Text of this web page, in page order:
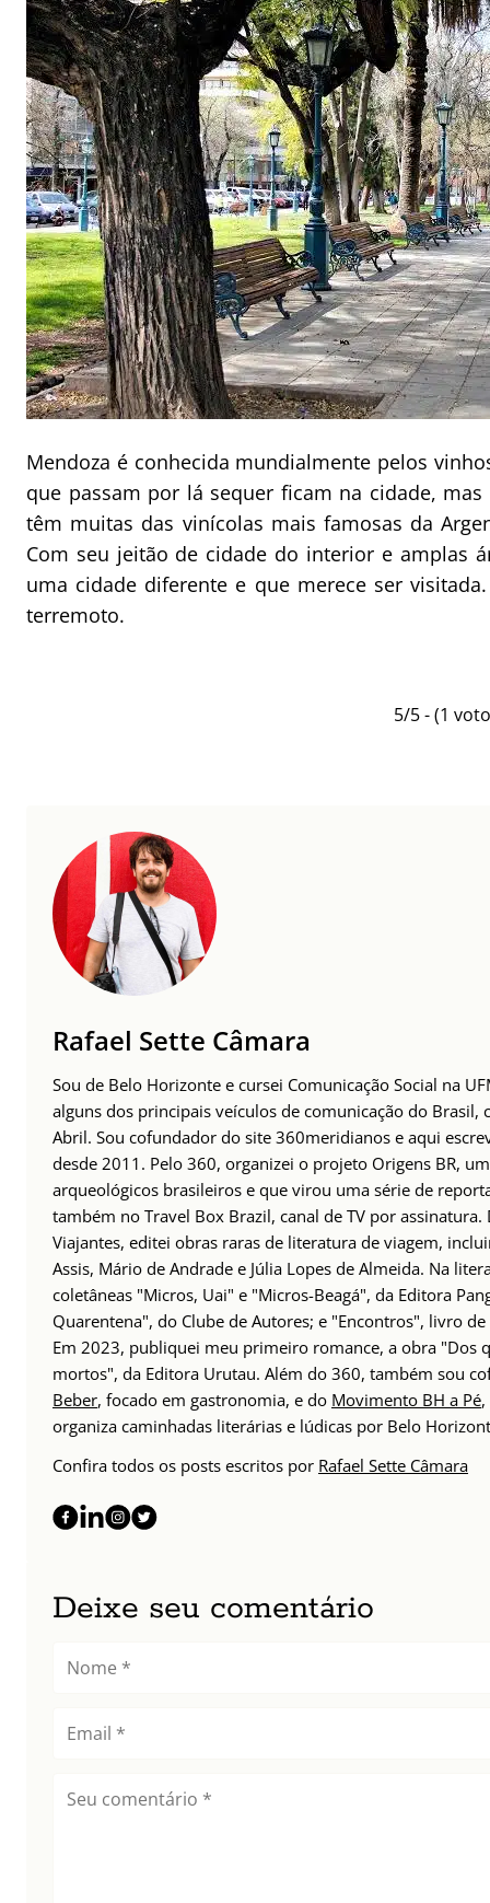
Mendoza é conhecida mundialmente pelos
que passam por lá sequer ficam na cidade,
têm muitas das vinícolas mais famosas da
Com seu jeitão de cidade do interior e amplas
uma cidade diferente e que merece ser
terremoto.
5/5 - (1
Rafael Sette Câmara
Sou de Belo Horizonte e cursei Comunicação Social na
alguns dos principais veículos de comunicação do Brasil,
Abril. Sou cofundador do site 360meridianos e aqui
desde 2011. Pelo 360, organizei o projeto Origens BR,
arqueológicos brasileiros e que virou uma série de
também no Travel Box Brazil, canal de TV por
Viajantes, editei obras raras de literatura de viagem,
Assis, Mário de Andrade e Júlia Lopes de Almeida. Na
coletâneas "Micros, Uai" e "Micros-Beagá", da Editora
Quarentena", do Clube de Autores; e "Encontros", livro
Em 2023, publiquei meu primeiro romance, a obra "Dos
mortos", da Editora Urutau. Além do 360, também sou
Beber, focado em gastronomia, e do Movimento BH a Pé
organiza caminhadas literárias e lúdicas por Belo
Confira todos os posts escritos por Rafael Sette Câmara
Deixe seu comentário